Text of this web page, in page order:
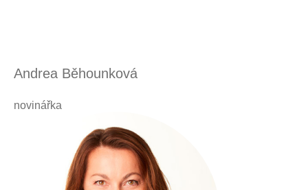
Andrea Běhounková
novinářka